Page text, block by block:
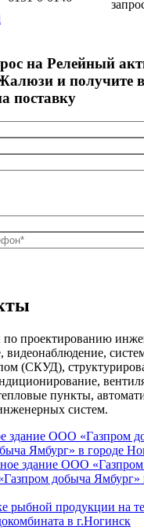
на Релейный
и получите
поставку
по проектированию
видеонаблюдение,
(СКУД),
пункты,
систем.
здание ООО «Газпром
Ямбург» в городе
рыбной продукции на
в г.Ногинск